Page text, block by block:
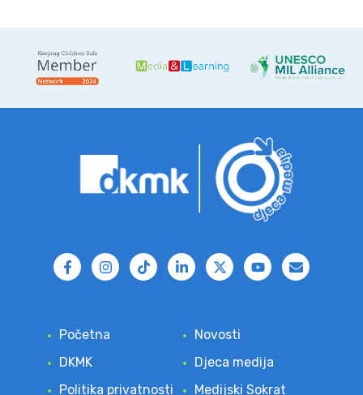
Početna
Novosti
DKMK
Djeca medija
Politika privatnosti
Medijski Sokrat